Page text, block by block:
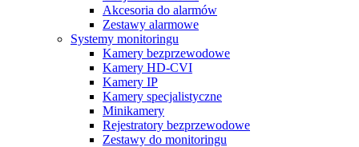
Akcesoria do alarmów
Zestawy alarmowe
Systemy monitoringu
Kamery bezprzewodowe
Kamery HD-CVI
Kamery IP
Kamery specjalistyczne
Minikamery
Rejestratory bezprzewodowe
Zestawy do monitoringu